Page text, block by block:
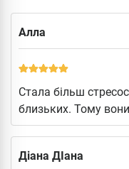
Алла
Стала більш
близьких. Тому
Діана ДІана